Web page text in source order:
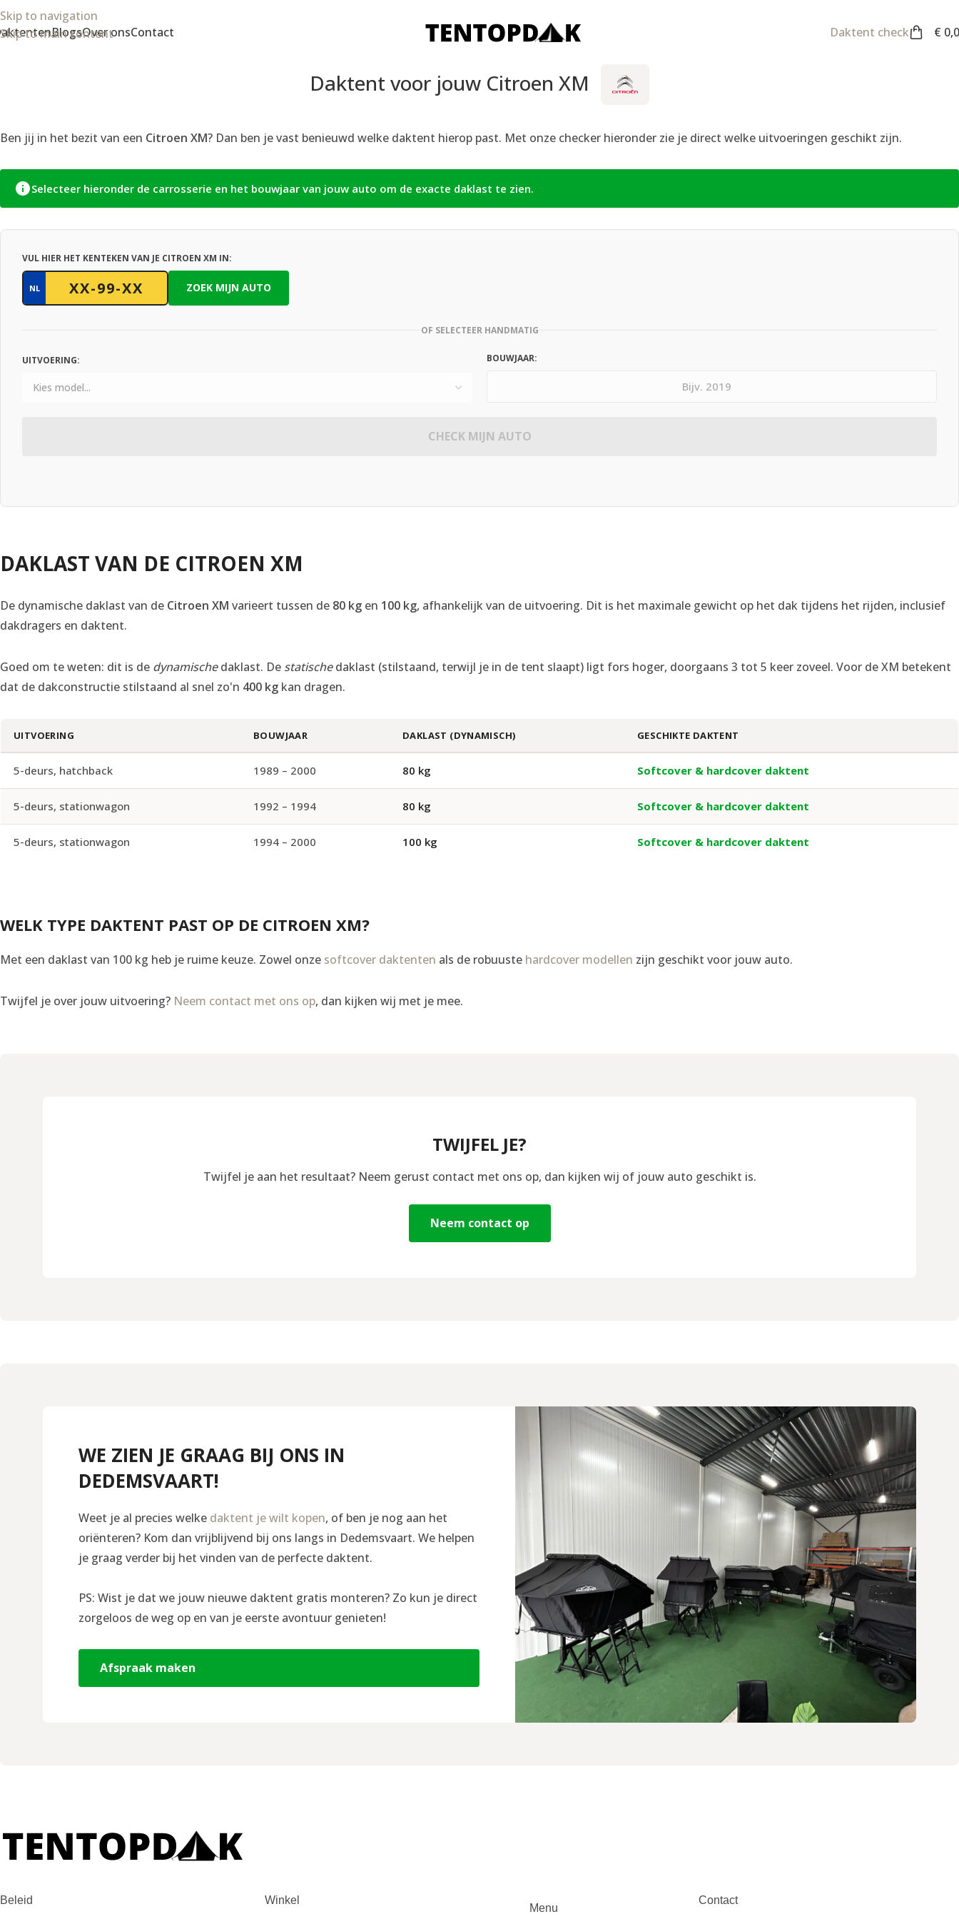
Skip to navigation
Skip to main content
BlogsOver onsContact Daktent check €
Daktent voor jouw Citroen XM
Ben jij in het bezit van een Citroen XM? Dan ben je vast benieuwd welke daktent hierop past. Met onze checker hieronder zie je direct welke uitvoeringen geschikt zijn.
Selecteer hieronder de carrosserie en het bouwjaar van jouw auto om de exacte daklast te zien.
VUL HIER HET KENTEKEN VAN JE CITROEN XM IN:
NL ZOEK MIJN AUTO
OF SELECTEER HANDMATIG
UITVOERING: BOUWJAAR:
CHECK MIJN AUTO
DAKLAST VAN DE CITROEN XM
De dynamische daklast van de Citroen XM varieert tussen de 80 kg en 100 kg, afhankelijk van de uitvoering. Dit is het maximale gewicht op het dak tijdens het rijden, inclusief
dakdragers en daktent.
Goed om te weten: dit is de dynamischedaklast. De statischedaklast (stilstaand, terwijl je in de tent slaapt) ligt fors hoger, doorgaans 3 tot 5 keer zoveel. Voor de XM betekent
dat de dakconstructie stilstaand al snel zo'n 400 kg kan dragen.
UITVOERING BOUWJAAR DAKLAST (DYNAMISCH) GESCHIKTE DAKTENT
5-deurs, hatchback 1989 – 2000 80 kg Softcover & hardcover daktent
5-deurs, stationwagon 1992 – 1994 80 kg Softcover & hardcover daktent
5-deurs, stationwagon 1994 – 2000 100 kg Softcover & hardcover daktent
WELK TYPE DAKTENT PAST OP DE CITROEN XM?
Met een daklast van 100 kg heb je ruime keuze. Zowel onze softcover daktenten als de robuuste hardcover modellen zijn geschikt voor jouw auto.
Twijfel je over jouw uitvoering? Neem contact met ons op, dan kijken wij met je mee.
TWIJFEL JE?
Twijfel je aan het resultaat? Neem gerust contact met ons op, dan kijken wij of jouw auto geschikt is.
Neem contact op
WE ZIEN JE GRAAG BIJ ONS IN
DEDEMSVAART!
Weet je al precies welke daktent je wilt kopen, of ben je nog aan het
oriënteren? Kom dan vrijblijvend bij ons langs in Dedemsvaart. We helpen
je graag verder bij het vinden van de perfecte daktent.
PS: Wist je dat we jouw nieuwe daktent gratis monteren? Zo kun je direct
zorgeloos de weg op en van je eerste avontuur genieten!
Afspraak maken
Beleid Winkel
Menu
Contact